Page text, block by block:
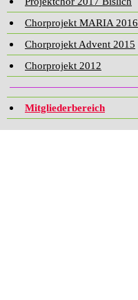
Chorprojekt MARIA 2016
Chorprojekt Advent 2015
Chorprojekt 2012
Mitgliederbereich